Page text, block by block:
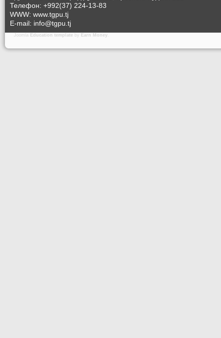
Телефон: +992(37) 224-13-83
WWW: www.tgpu.tj
E-mail: info@tgpu.tj
Joomla Education template by Earn Money.